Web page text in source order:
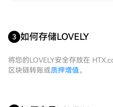
3 如何存储LOVELY
将您的LOVELY安全存放在
区块链转账或质押增值。